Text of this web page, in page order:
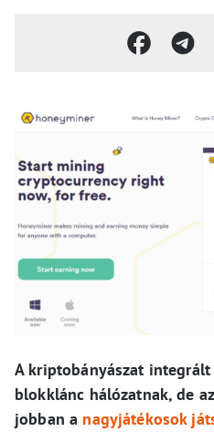
A kriptobányászat integrált
blokklánc hálózatnak, de
jobban a nagyjátékosok